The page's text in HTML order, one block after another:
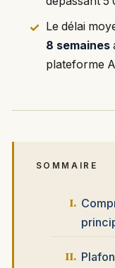
Le délai
8 semaines
plateforme
SOMMAIRE